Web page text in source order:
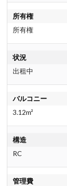
所有権
所有権
状況
出租中
バルコニー
3.12m²
構造
RC
管理費